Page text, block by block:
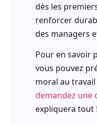
dès les
renforcer
des managers
Pour en savoir
vous pouvez
moral au
demandez une
expliquera tout !